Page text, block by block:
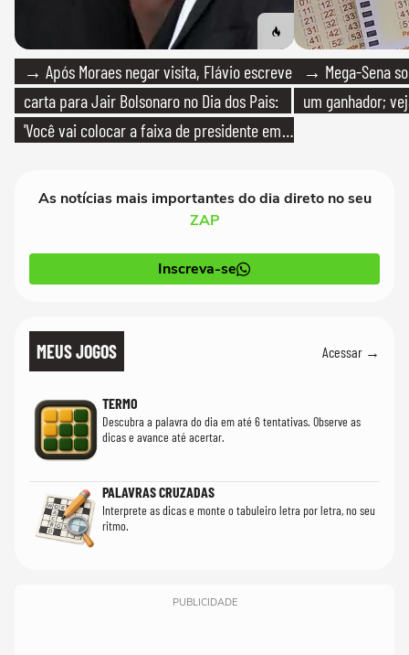
→ Após Moraes negar visita, Flávio escreve
carta para Jair Bolsonaro no Dia dos Pais:
'Você vai colocar a faixa de presidente em
→ Mega-Sena
um ganhador;
As notícias mais importantes do dia direto no seu
ZAP
Inscreva-se
MEUS JOGOS Acessar →
TERMO
Descubra a palavra do dia em até 6 tentativas. Observe as
dicas e avance até acertar.
PALAVRAS CRUZADAS
Interprete as dicas e monte o tabuleiro letra por letra, no seu
ritmo.
PUBLICIDADE